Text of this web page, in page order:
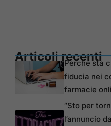
Articoli recenti
Perché sta
fiducia nei
farmacie
“Sto per
l’annuncio